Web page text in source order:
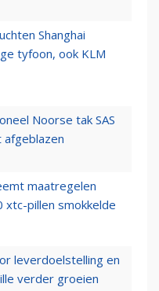
Shanghai
tyfoon, ook KLM
Noorse tak SAS
maatregelen
xtc-pillen smokkelde
leverdoelstelling en
verder groeien